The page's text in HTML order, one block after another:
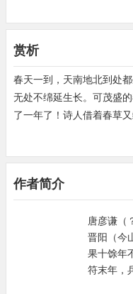
赏析
春天一到，天南地北到处
无处不绵延生长。可茂盛
了一年了！诗人借着春草
作者简介
唐彦谦（
晋阳（今
果十馀年
符末年，
守河中